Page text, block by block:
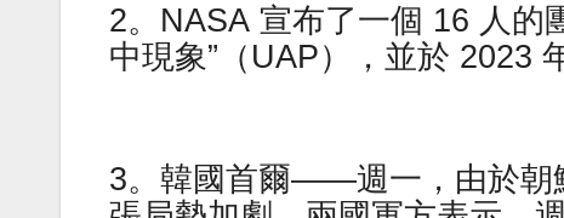
2。NASA 宣布了一個 16 人的
中現象”（UAP），並於 2023
3。韓國首爾——週一，由於朝